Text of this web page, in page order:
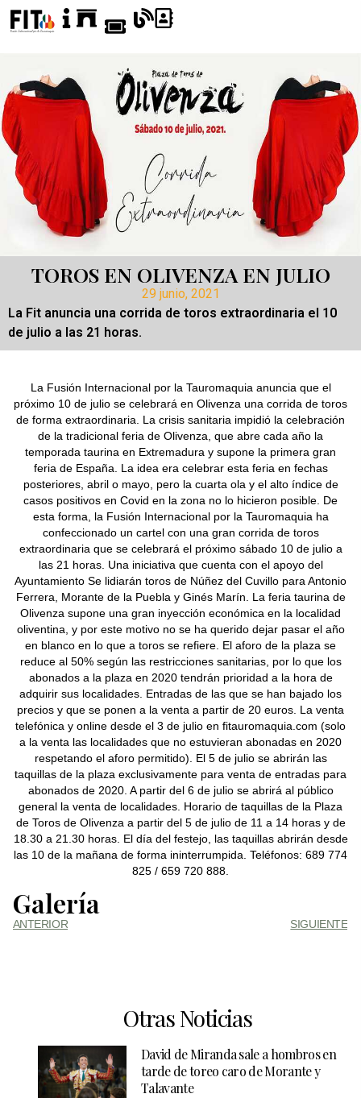
TOROS EN OLIVENZA EN JULIO
29 junio, 2021
La Fit anuncia una corrida de toros extraordinaria el 10
de julio a las 21 horas.
La Fusión Internacional por la Tauromaquia anuncia que el
próximo 10 de julio se celebrará en Olivenza una corrida de toros
de forma extraordinaria. La crisis sanitaria impidió la celebración
de la tradicional feria de Olivenza, que abre cada año la
temporada taurina en Extremadura y supone la primera gran
feria de España. La idea era celebrar esta feria en fechas
posteriores, abril o mayo, pero la cuarta ola y el alto índice de
casos positivos en Covid en la zona no lo hicieron posible. De
esta forma, la Fusión Internacional por la Tauromaquia ha
confeccionado un cartel con una gran corrida de toros
extraordinaria que se celebrará el próximo sábado 10 de julio a
las 21 horas. Una iniciativa que cuenta con el apoyo del
Ayuntamiento Se lidiarán toros de Núñez del Cuvillo para Antonio
Ferrera, Morante de la Puebla y Ginés Marín. La feria taurina de
Olivenza supone una gran inyección económica en la localidad
oliventina, y por este motivo no se ha querido dejar pasar el año
en blanco en lo que a toros se refiere. El aforo de la plaza se
reduce al 50% según las restricciones sanitarias, por lo que los
abonados a la plaza en 2020 tendrán prioridad a la hora de
adquirir sus localidades. Entradas de las que se han bajado los
precios y que se ponen a la venta a partir de 20 euros. La venta
telefónica y online desde el 3 de julio en fitauromaquia.com (solo
a la venta las localidades que no estuvieran abonadas en 2020
respetando el aforo permitido). El 5 de julio se abrirán las
taquillas de la plaza exclusivamente para venta de entradas para
abonados de 2020. A partir del 6 de julio se abrirá al público
general la venta de localidades. Horario de taquillas de la Plaza
de Toros de Olivenza a partir del 5 de julio de 11 a 14 horas y de
18.30 a 21.30 horas. El día del festejo, las taquillas abrirán desde
las 10 de la mañana de forma ininterrumpida. Teléfonos: 689 774
825 / 659 720 888.
Galería
ANTERIOR SIGUIENTE
Otras Noticias
David de Miranda sale a hombros en
tarde de toreo caro de Morante y
Talavante